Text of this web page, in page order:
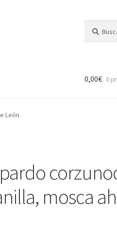
por:
pedido
0,00€ 0
León
mosca